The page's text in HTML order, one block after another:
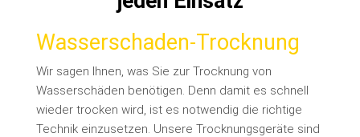
Wasserschaden-Trocknung
Wir sagen Ihnen, was Sie zur Trocknung von
Wasserschäden benötigen. Denn damit es schnell
wieder trocken wird, ist es notwendig die richtige
Technik einzusetzen. Unsere Trocknungsgeräte sind